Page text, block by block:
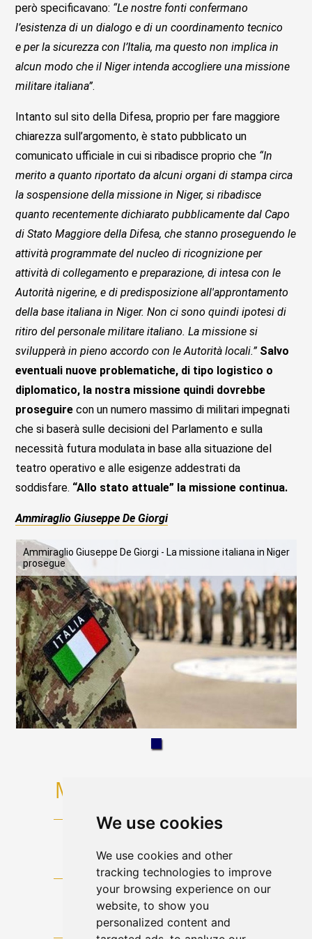
We use cookies
We use cookies and other
tracking technologies to improve
your browsing experience on our
website, to show you
personalized content and
però specificavano: “Le nostre fonti confermano
l’esistenza di un dialogo e di un coordinamento tecnico
e per la sicurezza con l’Italia, ma questo non implica in
alcun modo che il Niger intenda accogliere una missione
militare italiana”.
Intanto sul sito della Difesa, proprio per fare maggiore
chiarezza sull’argomento, è stato pubblicato un
comunicato ufficiale in cui si ribadisce proprio che “In
merito a quanto riportato da alcuni organi di stampa circa
la sospensione della missione in Niger, si ribadisce
quanto recentemente dichiarato pubblicamente dal Capo
di Stato Maggiore della Difesa, che stanno proseguendo le
attivitàprogrammate del nucleo di ricognizione per
attivitàdi collegamento e preparazione, di intesa con le
Autoritànigerine, e di predisposizione all'approntamento
della base italiana in Niger. Non ci sono quindi ipotesi di
ritiro del personale militare italiano. La missione si
svilupperàin pieno accordo con le Autoritàlocali.” Salvo
eventuali nuove problematiche, di tipo logistico o
diplomatico, la nostra missione quindi dovrebbe
proseguire con un numero massimo di militari impegnati
che si baserà sulle decisioni del Parlamento e sulla
necessità futura modulata in base alla situazione del
teatro operativo e alle esigenze addestrati da
soddisfare. “Allo stato attuale” la missione continua.
Ammiraglio Giuseppe De Giorgi
Ammiraglio Giuseppe De Giorgi - La missione italiana in Niger
prosegue